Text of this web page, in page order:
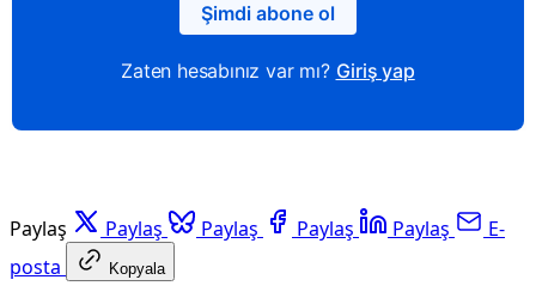
Şimdi abone ol
Zaten hesabınız var mı? Giriş yap
Paylaş Paylaş Paylaş Paylaş Paylaş
E-
posta
Kopyala